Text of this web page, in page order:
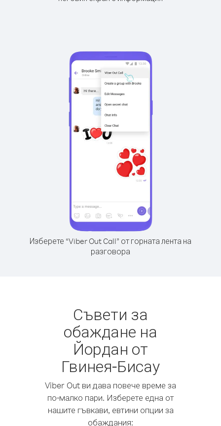
Изберете “Viber Out Call” от горната лента на
разговора
Съвети за
обаждане на
Йордан от
Гвинея-Бисау
Viber Out ви дава повече време за
по-малко пари. Изберете една от
нашите гъвкави, евтини опции за
обаждания: